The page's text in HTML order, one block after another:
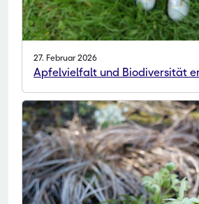
27. Februar 2026
Apfelvielfalt und Biodiversität